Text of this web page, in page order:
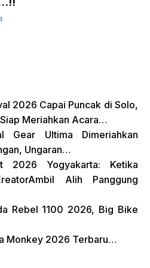
2026 Capai Puncak di Solo,
Meriahkan Acara…
Gear Ultima Dimeriahkan
Ungaran…
2026 Yogyakarta: Ketika
Alih Panggung
Rebel 1100 2026, Big Bike
Monkey 2026 Terbaru…